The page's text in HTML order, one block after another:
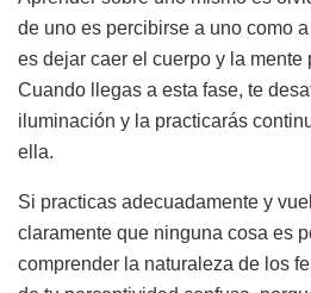
de uno es percibirse a uno como
es dejar caer el cuerpo y la mente
Cuando llegas a esta fase, te
iluminación y la practicarás
ella.
Si practicas adecuadamente y
claramente que ninguna cosa es
comprender la naturaleza de los